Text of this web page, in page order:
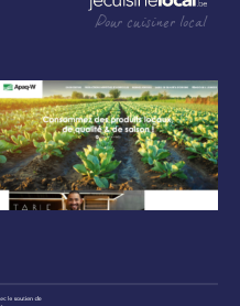
Pour cuisiner local